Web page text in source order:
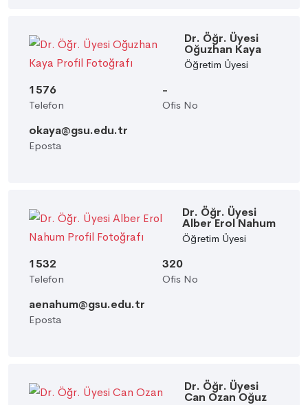
Dr. Öğr. Üyesi
Oğuzhan Kaya
Öğretim Üyesi
1576
Telefon
-
Ofis No
okaya@gsu.edu.tr
Eposta
Dr. Öğr. Üyesi
Alber Erol Nahum
Öğretim Üyesi
1532
Telefon
320
Ofis No
aenahum@gsu.edu.tr
Eposta
Dr. Öğr. Üyesi
Can Ozan Oğuz